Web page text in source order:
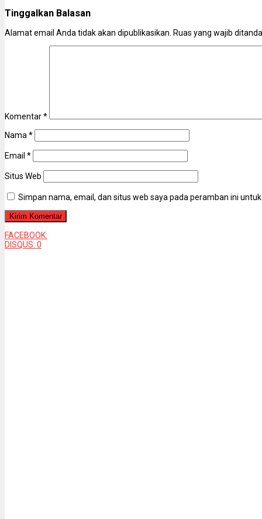
Tinggalkan Balasan
Alamat email Anda tidak akan dipublikasikan. Ruas yang wajib
Komentar*
Nama*
Email *
Situs Web
Simpan nama, email, dan situs web saya pada peramban ini
FACEBOOK:
DISQUS: 0